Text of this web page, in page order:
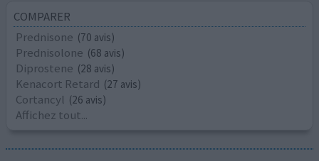
COMPARER
Prednisone (70 avis)
Prednisolone (68 avis)
Diprostene (28 avis)
Kenacort Retard (27 avis)
Cortancyl (26 avis)
Affichez tout...